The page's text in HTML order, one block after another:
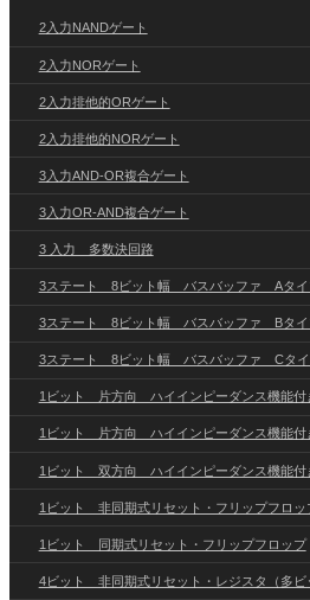
2入力NANDゲート
2入力NORゲート
2入力排他的ORゲート
2入力排他的NORゲート
3入力AND-OR複合ゲート
3入力OR-AND複合ゲート
3 入力 多数決回路
3ステート 8ビット幅 バスバッファ Aタイ
3ステート 8ビット幅 バスバッファ Bタイ
3ステート 8ビット幅 バスバッファ Cタ
1ビット 片方向 ハイインピーダンス機能付
1ビット 片方向 ハイインピーダンス機能付
1ビット 双方向 ハイインピーダンス機能付
1ビット 非同期式リセット・フリップフロッ
1ビット 同期式リセット・フリップフロップ
4ビット 非同期式リセット・レジスタ（多ビ